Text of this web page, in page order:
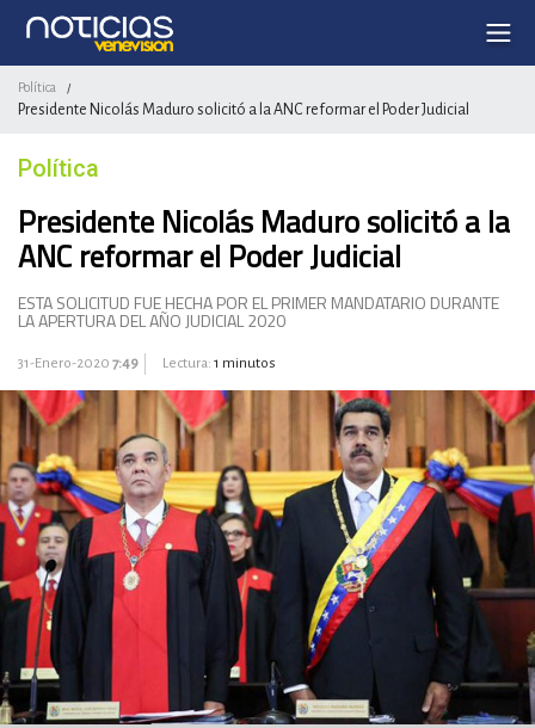
Política /
Presidente Nicolás Maduro solicitó a la ANC reformar el Poder Judicial
Política
Presidente Nicolás Maduro solicitó a la
ANC reformar el Poder Judicial
ESTA SOLICITUD FUE HECHA POR EL PRIMER MANDATARIO DURANTE
LA APERTURA DEL AÑO JUDICIAL 2020
31-Enero-2020 7:49 Lectura: 1 minutos